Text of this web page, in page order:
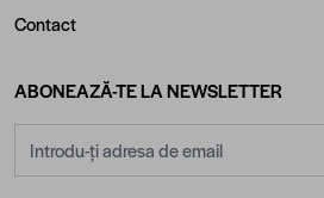
Contact
ABONEAZĂ-TE LA NEWSLETTER